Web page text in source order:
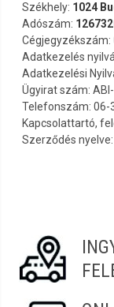
Székhely: 1024
Adószám:
Cégjegyzékszám:
Adatkezelés
Adatkezelési
Ügyirat szám:
Telefonszám: 06-
Kapcsolattartó,
Szerződés